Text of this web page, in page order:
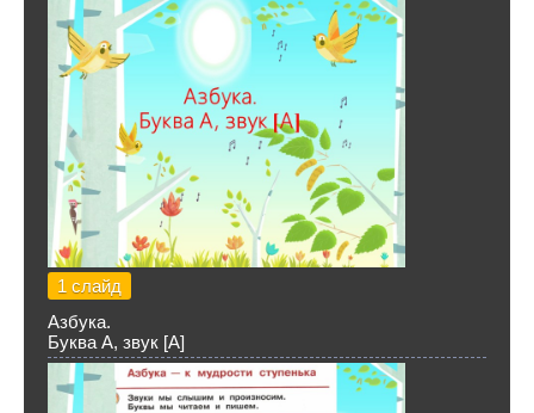
1 слайд
Азбука.
Буква А, звук [А]